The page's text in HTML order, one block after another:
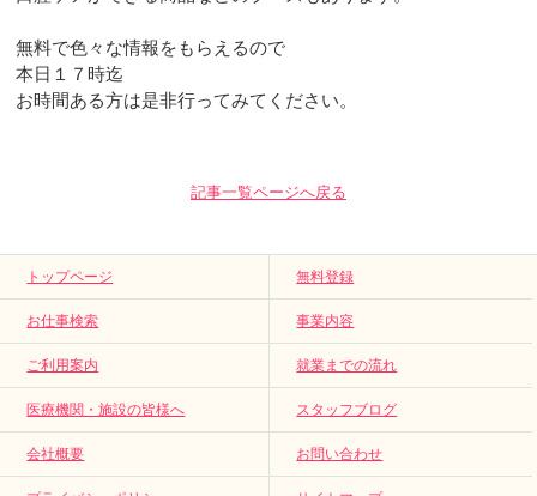
無料で色々な情報をもらえるので
本日１７時迄
お時間ある方は是非行ってみてください。
記事一覧ページへ戻る
トップページ 無料登録
お仕事検索 事業内容
ご利用案内 就業までの流れ
医療機関・施設の皆様へ スタッフブログ
会社概要 お問い合わせ